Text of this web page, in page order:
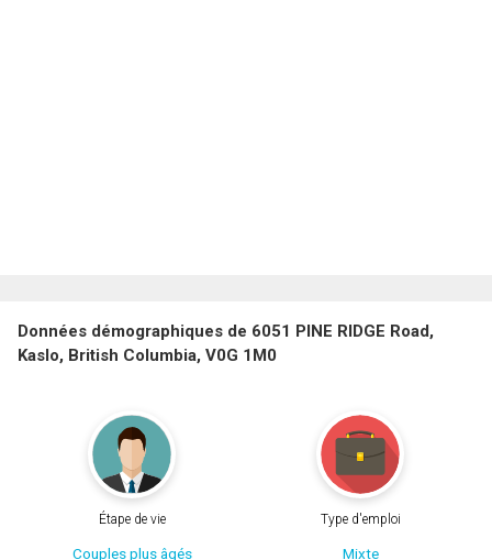
Données démographiques de 6051 PINE RIDGE Road,
Kaslo, British Columbia, V0G 1M0
Étape de vie
Couples plus âgés
Type d'emploi
Mixte